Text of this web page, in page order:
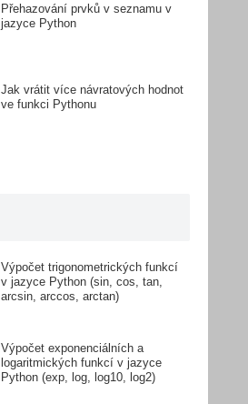
Přehazování prvků v seznamu v
jazyce Python
Jak vrátit více návratových hodnot
ve funkci Pythonu
Výpočet trigonometrických funkcí
v jazyce Python (sin, cos, tan,
arcsin, arccos, arctan)
Výpočet exponenciálních a
logaritmických funkcí v jazyce
Python (exp, log, log10, log2)